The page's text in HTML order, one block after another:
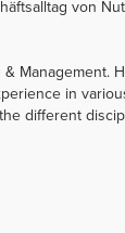
von
Management.
in
different